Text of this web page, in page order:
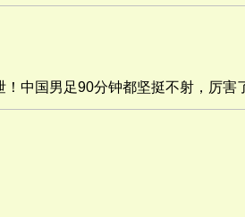
！中国男足90分钟都坚挺不射，厉害